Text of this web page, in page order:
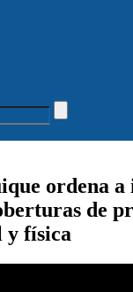
ordena a
de
y física